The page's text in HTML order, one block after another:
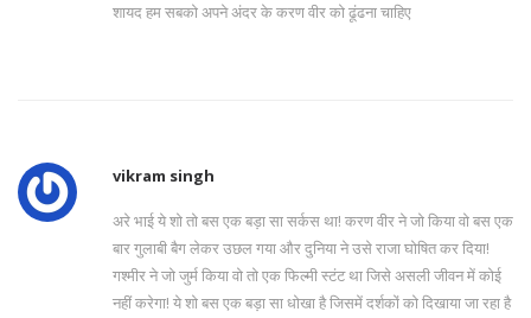
शायद हम सबको अपने अंदर के करण वीर को ढूंढना चाहिए
vikram singh
अरे भाई ये शो तो बस एक बड़ा सा सर्कस था! करण वीर ने जो किया वो बस एक
बार गुलाबी बैग लेकर उछल गया और दुनिया ने उसे राजा घोषित कर दिया!
गश्मीर ने जो जुर्म किया वो तो एक फिल्मी स्टंट था जिसे असली जीवन में कोई
नहीं करेगा! ये शो बस एक बड़ा सा धोखा है जिसमें दर्शकों को दिखाया जा रहा है